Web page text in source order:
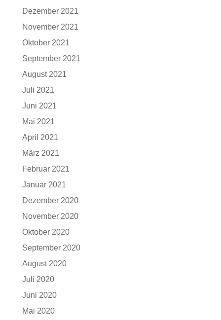
Dezember 2021
November 2021
Oktober 2021
September 2021
August 2021
Juli 2021
Juni 2021
Mai 2021
April 2021
März 2021
Februar 2021
Januar 2021
Dezember 2020
November 2020
Oktober 2020
September 2020
August 2020
Juli 2020
Juni 2020
Mai 2020